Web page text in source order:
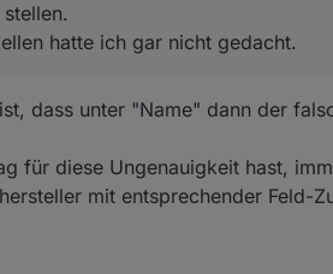
rscp v0.0.x GitHub:
unter 4°C?
stellen.
die Zellen hatte ich gar nicht gedacht.
hatte ich gar nicht gedacht.
dass unter "Name" dann der
für diese Ungenauigkeit hast,
mit entsprechender Feld-